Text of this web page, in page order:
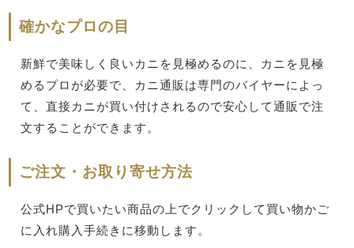
確かなプロの目
新鮮で美味しく良いカニを見極めるのに、カニを見極
めるプロが必要で、カニ通販は専門のバイヤーによっ
て、直接カニが買い付けされるので安心して通販で注
文することができます。
ご注文・お取り寄せ方法
公式HPで買いたい商品の上でクリックして買い物かご
に入れ購入手続きに移動します。